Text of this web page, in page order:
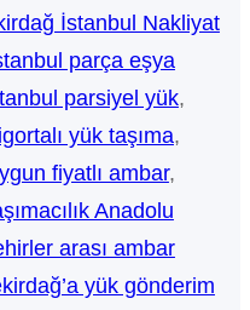
İstanbul Nakliyat
parça eşya
parsiyel yük
yük taşıma
fiyatlı ambar
Anadolu
arası ambar
yük gönderim